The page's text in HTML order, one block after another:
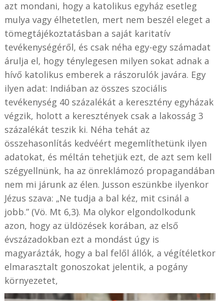
azt mondani, hogy a katolikus egyház esetleg
mulya vagy élhetetlen, mert nem beszél eleget a
tömegtájékoztatásban a saját karitatív
tevékenységéről, és csak néha egy-egy számadat
árulja el, hogy ténylegesen milyen sokat adnak a
hívő katolikus emberek a rászorulók javára. Egy
ilyen adat: Indiában az összes szociális
tevékenység 40 százalékát a keresztény egyházak
végzik, holott a keresztények csak a lakosság 3
százalékát teszik ki. Néha tehát az
összehasonlítás kedvéért megemlíthetünk ilyen
adatokat, és méltán tehetjük ezt, de azt sem kell
szégyellnünk, ha az önreklámozó propagandában
nem mi járunk az élen. Jusson eszünkbe ilyenkor
Jézus szava: „Ne tudja a bal kéz, mit csinál a
jobb.” (Vö. Mt 6,3). Ma olykor elgondolkodunk
azon, hogy az üldözések korában, az első
évszázadokban ezt a mondást úgy is
magyarázták, hogy a bal felől állók, a végítéletkor
elmarasztalt gonoszokat jelentik, a pogány
környezetet,